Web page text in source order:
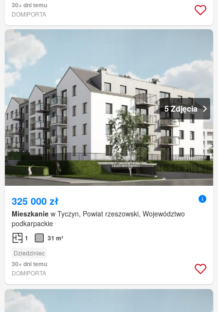
30+ dni temu
DOMIPORTA
5 Zdjęcia
325 000 zł
Mieszkanie w Tyczyn, Powiat rzeszowski, Województwo
podkarpackie
1 31 m²
Dziedziniec
30+ dni temu
DOMIPORTA